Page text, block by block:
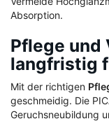
Absorption.
Pflege und
langfristig
Mit der richtigen
geschmeidig. Die
Geruchsneubildung